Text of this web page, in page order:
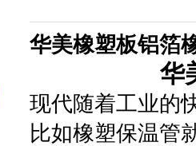
华美橡塑板铝箔
华
现代随着工业的
比如橡塑保温管